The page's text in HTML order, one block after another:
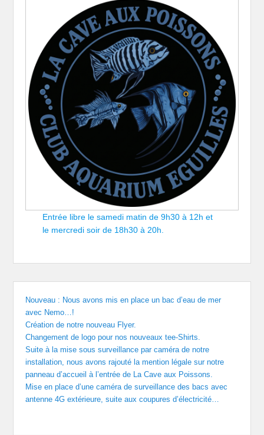
Entrée libre le samedi matin de 9h30 à 12h et
le mercredi soir de 18h30 à 20h.
Nouveau : Nous avons mis en place un bac d’eau de mer
avec Nemo…!
Création de notre nouveau Flyer.
Changement de logo pour nos nouveaux tee-Shirts.
Suite à la mise sous surveillance par caméra de notre
installation, nous avons rajouté la mention légale sur notre
panneau d’accueil à l’entrée de La Cave aux Poissons.
Mise en place d’une caméra de surveillance des bacs avec
antenne 4G extérieure, suite aux coupures d’électricité…